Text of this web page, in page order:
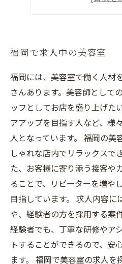
福岡で求人中の美容室
福岡には、美容室で働く人材
さんあります。美容師として
ッフとしてお店を盛り上げた
アアップを目指す人など、様
人となっています。 福岡の美
しゃれな店内でリラックスで
た、お客様に寄り添う接客や
ることで、リピーターを増や
目指しています。 求人内容に
や、経験者の方を採用する案
経験者でも、丁寧な研修やア
トすることができるので、安
ます。 福岡で美容室の求人